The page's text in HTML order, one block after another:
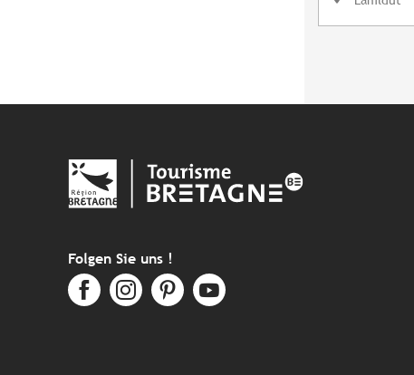
Folgen Sie uns !